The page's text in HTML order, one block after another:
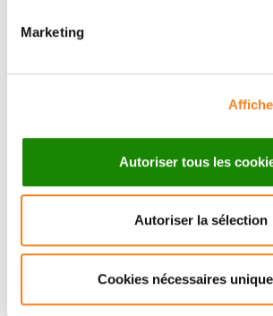
Marketing
Autoriser tous les
Autoriser la sélection
Cookies nécessaires
OLIVIER
Directeur de recherche